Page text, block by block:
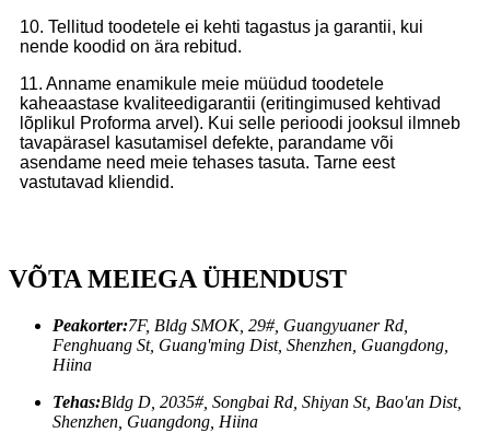
10. Tellitud toodetele ei kehti tagastus ja garantii, kui
nende koodid on ära rebitud.
11. Anname enamikule meie müüdud toodetele
kaheaastase kvaliteedigarantii (eritingimused kehtivad
lõplikul Proforma arvel). Kui selle perioodi jooksul ilmneb
tavapärasel kasutamisel defekte, parandame või
asendame need meie tehases tasuta. Tarne eest
vastutavad kliendid.
VÕTA MEIEGA ÜHENDUST
Peakorter:7F, Bldg SMOK, 29#, Guangyuaner Rd,
Fenghuang St, Guang'ming Dist, Shenzhen, Guangdong,
Hiina
Tehas:Bldg D, 2035#, Songbai Rd, Shiyan St, Bao'an Dist,
Shenzhen, Guangdong, Hiina